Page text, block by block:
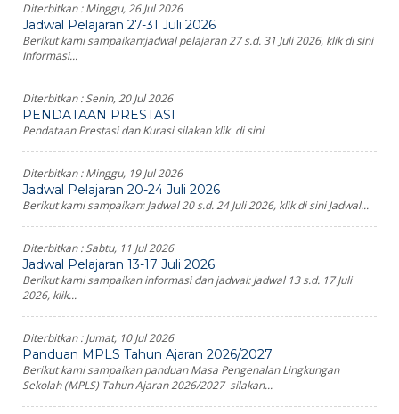
Diterbitkan :Minggu, 26 Jul 2026
Jadwal Pelajaran 27-31 Juli 2026
Berikut kami sampaikan:jadwal pelajaran 27 s.d. 31 Juli 2026, klik di sini
Informasi...
Diterbitkan :Senin, 20 Jul 2026
PENDATAAN PRESTASI
Pendataan Prestasi dan Kurasi silakan klik di sini
Diterbitkan :Minggu, 19 Jul 2026
Jadwal Pelajaran 20-24 Juli 2026
Berikut kami sampaikan: Jadwal 20 s.d. 24 Juli 2026, klik di sini Jadwal...
Diterbitkan :Sabtu, 11 Jul 2026
Jadwal Pelajaran 13-17 Juli 2026
Berikut kami sampaikan informasi dan jadwal: Jadwal 13 s.d. 17 Juli
2026, klik...
Diterbitkan :Jumat, 10 Jul 2026
Panduan MPLS Tahun Ajaran 2026/2027
Berikut kami sampaikan panduan Masa Pengenalan Lingkungan
Sekolah (MPLS) Tahun Ajaran 2026/2027 silakan...